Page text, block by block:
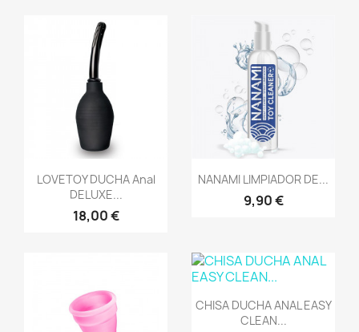
Vista rápida
LOVETOY DUCHA Anal
DELUXE...
18,00 €
Vista rápida
NANAMI LIMPIADOR DE...
9,90 €
Vista rápida
CHISA DUCHA ANAL EASY
CLEAN...